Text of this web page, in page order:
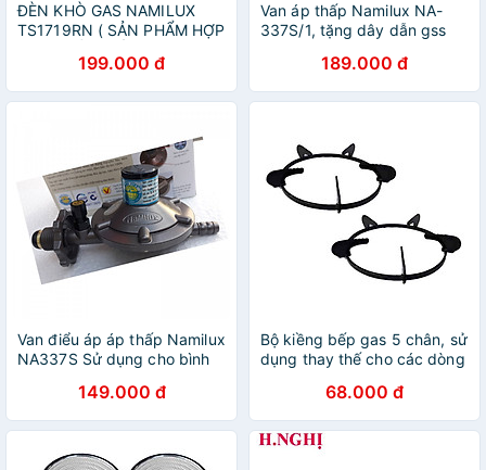
ĐÈN KHÒ GAS NAMILUX
TS1719RN ( SẢN PHẨM HỢP
SEISAKUSHO - JAPAN )
199.000 đ
Van áp thấp Namilux NA-
337S/1, tặng dây dẫn gss
đỏ. Hàng chính hãng
189.000 đ
Van điểu áp áp thấp Namilux
NA337S Sử dụng cho bình
149.000 đ
Bộ kiềng bếp gas 5 chân, sử
dụng thay thế cho các dòng
chính hãng68.000 đ